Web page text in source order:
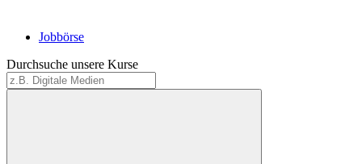
Jobbörse
Durchsuche unsere Kurse